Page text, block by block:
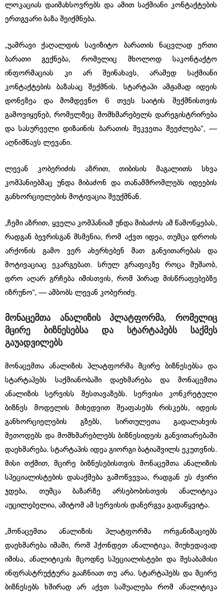
ლოკაციას დაიმახსოვრებს და ამით საქმიანი კონტაქტების
ერთგვარი ბაზა შეიქმნება.
„უამრავი ქაღალდის სავიზიტო ბარათის ნაცვლად ერთი
ბარათი გექნება, რომელიც მხოლოდ საკონტაქტო
ინფორმაციას კი არ შეინახავს, არამედ საქმიანი
კონტაქტების ბაზასაც შექმნის. სტარტაპი ამჟამად იდეის
დონეზეა და მომდევნო 6 თვეს საიტის შექმნისთვის
გამოვიყენებ, რომელზეც მომხმარებელს დარეგისტრირება
და სასურველი დიზაინის ბარათის შეკვეთა შეეძლება“, —
აღნიშნავს ლევანი.
ლევან კობერიძის აზრით, თიბისის მაგალითს სხვა
კომპანიებმაც უნდა მიბაძონ და თანამშრომლებს იდეების
განხორციელების მოტივაცია შეუქმნან.
„ჩემი აზრით, ყველა კომპანიამ უნდა მიბაძოს ამ წამოწყებას,
რადგან ბევრისგან მსმენია, რომ აქვთ იდეა, თუმცა დროის
არქონის გამო ვერ ახერხებენ მათ განვითარებას და
მოტივაციაც ეკარგებათ. სრულ გრაფიკზე როცა მუშაობ,
დრო აღარ გრჩება იმისთვის, რომ პირად მისწრაფებებზე
იზრუნო“, — ამბობს ლევან კობერიძე.
მონაცემთა ანალიზის პლატფორმა, რომელიც
მცირე
ბიზნესებსა და სტარტაპებს
საქმეს
გაუადვილებს
მონაცემთა ანალიზის პლატფორმა მცირე ბიზნესებსა და
სტარტაპებს საქმიანობაში დაეხმარება და მონაცემთა
ანალიზის სერვისს შესთავაზებს. სერვისი კონკრეტული
ბიზნეს მოდელის მიხედვით შეაფასებს რისკებს, იდეის
განხორციელების გზებს, სირთულეთა გადალახვის
მეთოდებს და მომხმარებლებს ბიზნესიდეის განვითარებაში
დაეხმარება. სტარტაპის იდეა გიორგი ბატიაშვილს ეკუთვნის.
მისი თქმით, მცირე ბიზნესებისთვის მონაცემთა ანალიზის
სპეციალისტების დასაქმება გამოწვევაა, რადგან ეს ძვირი
ჯდება, თუმცა ბაზარზე არსებობისთვის ანალიტიკა
აუცილებელია, ამიტომ ამ სერვისის დანერგვა გადაწყვიტა.
„მონაცემთა ანალიზის პლატფორმა ორგანიზაციებს
დაეხმარება იმაში, რომ ჰქონდეთ ანალიტიკა, მიუხედავად
იმისა, ანალიტიკის მცოდნე სპეციალისტები და შესაბამისი
ინფრასტრუქტურა გააჩნიათ თუ არა. სტარტაპებს და მცირე
ბიზნესებს ხშირად არ აქვთ საშუალება რომ ანალიტიკა